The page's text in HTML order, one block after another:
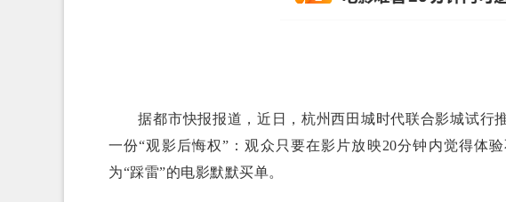
据都市快报报道，近日，杭州西田城时代联合影城试行
一份“观影后悔权”：观众只要在影片放映20分钟内觉得体
为“踩雷”的电影默默买单。